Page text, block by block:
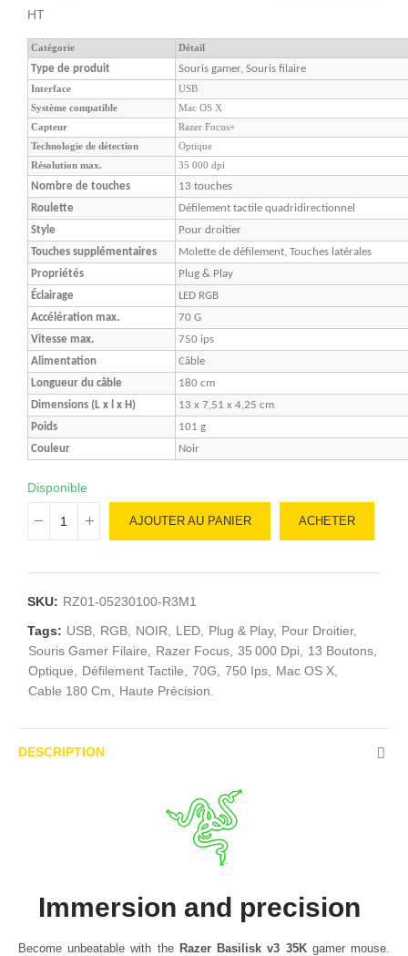
HT
Catégorie Détail
Type de produit Souris gamer, Souris filaire
Interface
USB
Système compatible
Mac OS X
Capteur
Razer Focus+
Technologie de détection
Optique
Résolution max.
35 000 dpi
Nombre de touches
13 touches
Roulette
Défilement tactile quadridirectionnel
Style
Pour droitier
Touches supplémentaires
Molette de défilement, Touches latérales
Propriétés
Plug & Play
Éclairage
LED RGB
Accélération max.
70 G
Vitesse max.
750 ips
Alimentation
Câble
Longueur du câble
180 cm
Dimensions (L x l x H)
13 x 7,51 x 4,25 cm
Poids
101 g
Couleur
Noir
Disponible
AJOUTER AU PANIER ACHETER
SKU: RZ01-05230100-R3M1
Tags: USB RGB NOIR LED Plug & Play
Pour Droitier
Souris Gamer Filaire
Razer Focus 35 000 Dpi
13 Boutons
Optique
Défilement Tactile 70G 750 Ips
Mac OS X
Cable 180 Cm
Haute Précision.
DESCRIPTION
Immersion and precision
Become unbeatable with the Razer Basilisk v3 35Kgamer mouse.